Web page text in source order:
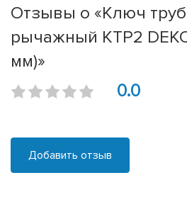
Отзывы о «Ключ
рычажный КТР2
мм)»
0.0
Добавить отзыв